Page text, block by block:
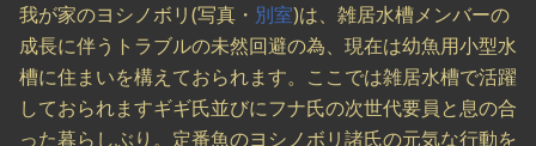
我が家のヨシノボリ(写真・ 別室)は、雑居水槽メンバーの
成長に伴うトラブルの未然回避の為、現在は幼魚用小型水
槽に住まいを構えておられます。ここでは雑居水槽で活躍
しておられますギギ氏並びにフナ氏の次世代要員と息の合
った暮らしぶり。定番魚のヨシノボリ諸氏の元気な行動を